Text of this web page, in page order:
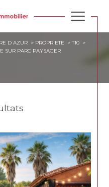
D AZUR PROPRIETE
T10
SUR PARC PAYSAGER